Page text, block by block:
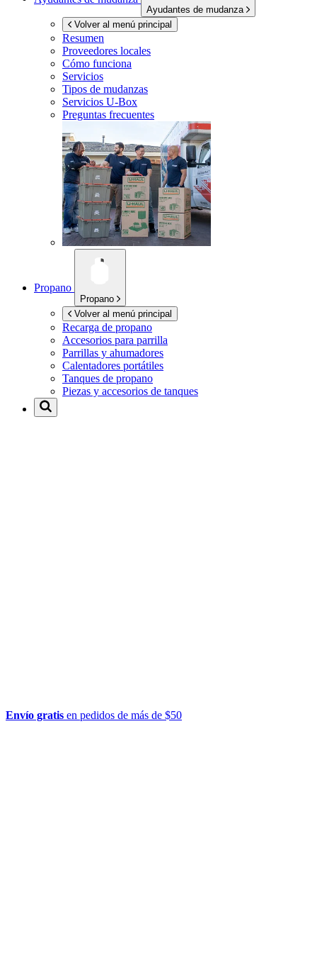
Ayudantes de mudanza
Volver al menú principal
Resumen
Proveedores locales
Cómo funciona
Servicios
Tipos de mudanzas
Servicios U-Box
Preguntas frecuentes
Propano
Propano
Volver al menú principal
Recarga de propano
Accesorios para parrilla
Parrillas y ahumadores
Calentadores portátiles
Tanques de propano
Piezas y accesorios de tanques
Envío gratis en pedidos de más de $50